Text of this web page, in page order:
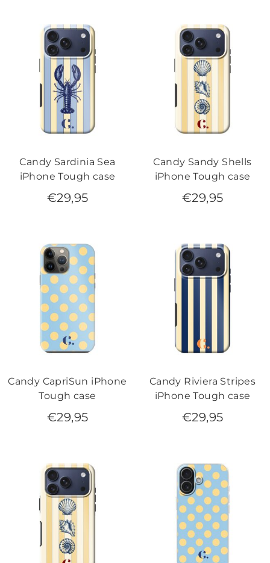
Candy Sardinia Sea
iPhone Tough case
€29,95
Candy Sandy Shells
iPhone Tough case
€29,95
Candy CapriSun iPhone
Tough case
€29,95
Candy Riviera Stripes
iPhone Tough case
€29,95